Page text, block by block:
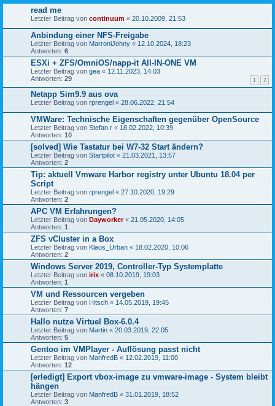
read me
Letzter Beitrag von continuum « 20.10.2009, 21:53
Anbindung einer NFS-Freigabe
Letzter Beitrag von MarroniJohny « 12.10.2024, 18:23
Antworten: 6
ESXi + ZFS/OmniOS/napp-it All-IN-ONE VM
Letzter Beitrag von gea « 12.11.2023, 14:03
Antworten: 29 1 2
Netapp Sim9.9 aus ova
Letzter Beitrag von rprengel « 28.06.2022, 21:54
VMWare: Technische Eigenschaften gegenüber OpenSource
Letzter Beitrag von Stefan.r « 18.02.2022, 10:39
Antworten: 10
[solved] Wie Tastatur bei W7-32 Start ändern?
Letzter Beitrag von Startpilot « 21.03.2021, 13:57
Antworten: 2
Tip: aktuell Vmware Harbor registry unter Ubuntu 18.04 per
Script
Letzter Beitrag von rprengel « 27.10.2020, 19:29
Antworten: 2
APC VM Erfahrungen?
Letzter Beitrag von Dayworker« 21.05.2020, 14:05
Antworten: 1
ZFS vCluster in a Box
Letzter Beitrag von Klaus_Urban « 18.02.2020, 10:06
Antworten: 2
Windows Server 2019, Controller-Typ Systemplatte
Letzter Beitrag von irix « 08.10.2019, 19:03
Antworten: 1
VM und Ressourcen vergeben
Letzter Beitrag von Hitsch « 14.05.2019, 19:45
Antworten: 7
Hallo nutze Virtuel Box-6.0.4
Letzter Beitrag von Martin « 20.03.2019, 22:05
Antworten: 5
Gentoo im VMPlayer - Auflösung passt nicht
Letzter Beitrag von ManfredB « 12.02.2019, 11:00
Antworten: 12
[erledigt] Export vbox-image zu vmware-image - System bleibt
hängen
Letzter Beitrag von ManfredB « 31.01.2019, 18:52
Antworten: 3